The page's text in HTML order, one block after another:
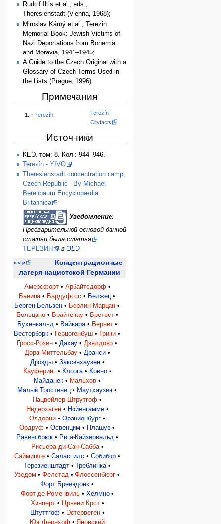
Rudolf Iltis et al., eds.,
Theresienstadt (Vienna, 1968);
Miroslav Kárný et al., Terezin
Memorial Book: Jewish Victims of
Nazi Deportations from Bohemia
and Moravia, 1941–1945;
A Guide to the Czech Original with a
Glossary of Czech Terms Used in
the Lists (Prague, 1996).
Примечания
↑ Terezín,
Terezín -
Cityfacts
Источники
КЕЭ, том: 8. Кол.: 944–946.
Terezín - YIVO
Theresienstadt concentration camp,
Czech Republic - By Michael
Berenbaum Encyclopædia
Britannica
Уведомление:
Предварительной основой данной
статьи была статья
ТЕРЕЗИН
в ЭЕЭ
п·о·р
Концентрационные
лагеря нацистской Германии
Амерсфорт• Арбайтсдорф•
Баница• Бардуфосс • Белжец•
Берген-Бельзен • Берлин-Марцан •
Больцано• Брайтенау• Бретвет•
Бухенвальд• Вайвара• Вернет•
Вестерборк • Герцогенбуш • Грини •
Гросс-Розен • Дахау • Дзялдово •
Дора-Миттельбау• Дранси•
Дрозды• Заксенхаузен•
Кауферинг• Клоога• Ковно•
Майданек • Мальхов •
Малый Тростенец• Маутхаузен •
Нацвейлер-Штрутгоф •
Нидерхаген• Нойенгамме•
Олдерни • Ораниенбург •
Ордруф • Освенцим • Плашув •
Равенсбрюк• Рига-Кайзервальд•
Рисьера-ди-Сан-Сабба•
Саймиште• Саласпилс • Собибор•
Терезиенштадт • Треблинка•
Узедом • Фелстад • Флоссенбюрг •
Форт Бреендонк •
Форт де Роменвиль• Хелмно•
Хинцерт• Црвени Крст•
Штуттгоф• Эстервеген•
Юнгфернхоф • Яновский